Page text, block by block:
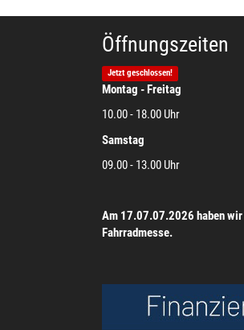
Öffnungszeiten
Jetzt geschlossen!
Montag - Freitag
10.00 - 18.00 Uhr
Samstag
09.00 - 13.00 Uhr
Am 17.07.07.2026 haben
Fahrradmesse.